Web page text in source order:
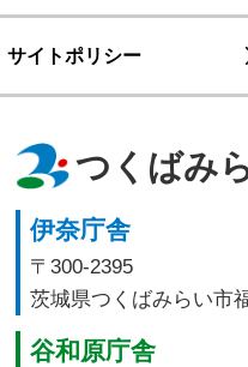
サイトポリシー
つくばみ
伊奈庁舎
〒300-2395
茨城県つくばみらい市
谷和原庁舎